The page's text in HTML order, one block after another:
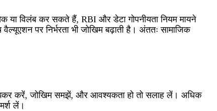
या विलंब कर सकते हैं, RBI और डेटा गोपनीयता नियम मायने
पर निर्भरता भी जोखिम बढ़ाती है। अंततः सामाजिक
करें, जोखिम समझें, और आवश्यकता हो तो सलाह लें। अधिक
लें।